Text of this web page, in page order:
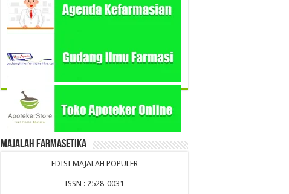
Majalah Farmasetika
EDISI MAJALAH POPULER
ISSN : 2528-0031